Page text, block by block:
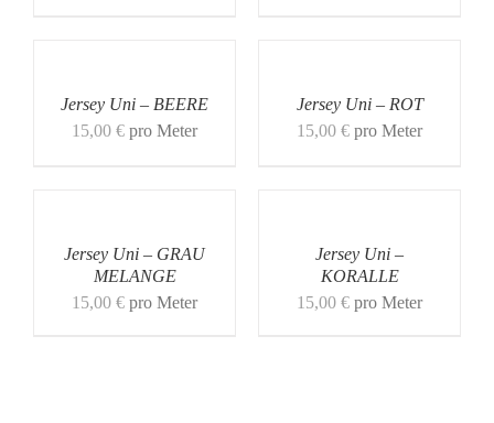
Jersey Uni – BEERE
15,00 € pro Meter
Jersey Uni – ROT
15,00 € pro Meter
Jersey Uni – GRAU
MELANGE
15,00 € pro Meter
Jersey Uni –
KORALLE
15,00 € pro Meter